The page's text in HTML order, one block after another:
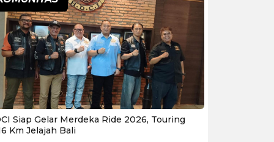
Siap Gelar Merdeka Ride 2026, Touring
Km Jelajah Bali